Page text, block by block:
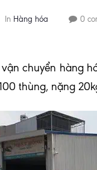
In Hàng hóa 0
chuyển hàng
thùng, nặng